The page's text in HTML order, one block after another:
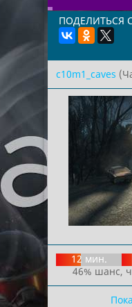
ПОДЕЛИТЬСЯ
c10m1_caves
12 мин.
46% шанс,